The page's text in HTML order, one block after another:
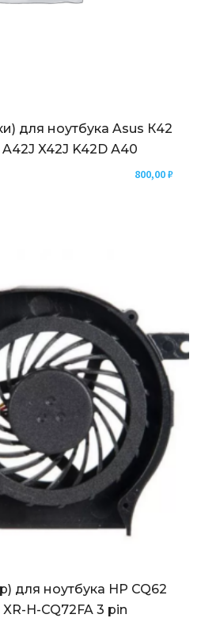
для ноутбука Asus К42
X42J K42D А40
800,00₽
для ноутбука HP CQ62
XR-H-CQ72FA 3 pin